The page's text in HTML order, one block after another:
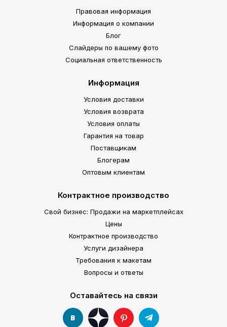
Правовая информация
Информация о компании
Блог
Слайдеры по вашему фото
Социальная ответственность
Информация
Условия доставки
Условия возврата
Условия оплаты
Гарантия на товар
Поставщикам
Блогерам
Оптовым клиентам
Контрактное производство
Свой бизнес: Продажи на маркетплейсах
Цены
Контрактное производство
Услуги дизайнера
Требования к макетам
Вопросы и ответы
Оставайтесь на связи